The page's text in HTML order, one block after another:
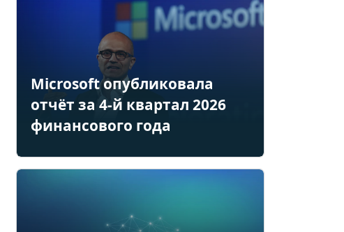
Microsoft опубликовала
отчёт за 4-й квартал 2026
финансового года